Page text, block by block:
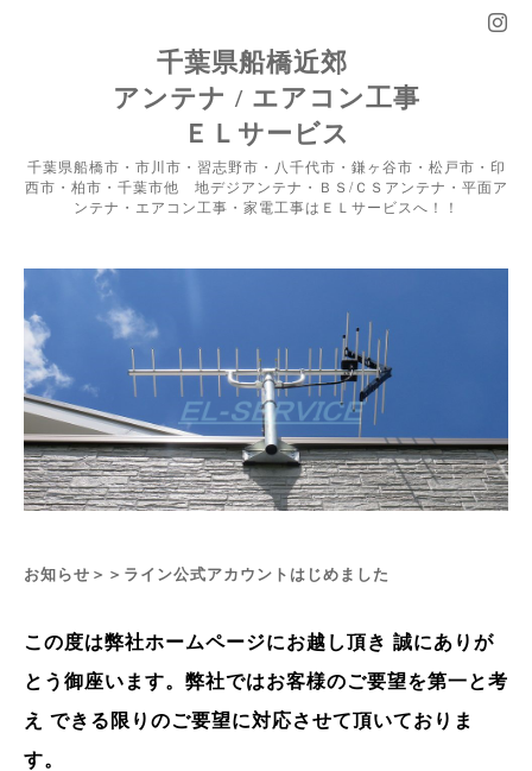
千葉県船橋近郊
アンテナ / エアコン工事
ＥＬサービス
千葉県船橋市・市川市・習志野市・八千代市・鎌ヶ谷市・松戸市・印
西市・柏市・千葉市他 地デジアンテナ・ＢＳ/ＣＳアンテナ・平面ア
ンテナ・エアコン工事・家電工事はＥＬサービスへ！！
お知らせ＞＞ライン公式アカウントはじめました
この度は弊社ホームページにお越し頂き 誠にありが
とう御座います。 弊社ではお客様のご要望を第一と考
え できる限りのご要望に対応させて頂いておりま
す。